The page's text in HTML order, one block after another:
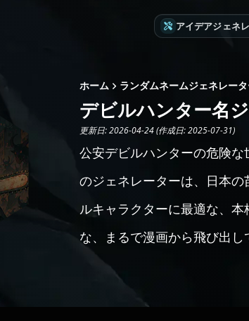
アイデアジェネ
ホーム ランダムネームジェネレー
デビルハンター名
更新日: 2026-04-24 (作成日: 2025-07-31)
公安デビルハンターの危険
のジェネレーターは、日本
ルキャラクターに最適な、
な、まるで漫画から飛び出し